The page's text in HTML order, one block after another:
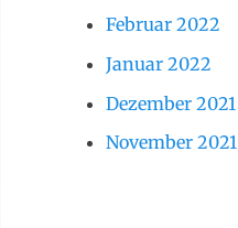
Februar 2022
Januar 2022
Dezember 2021
November 2021